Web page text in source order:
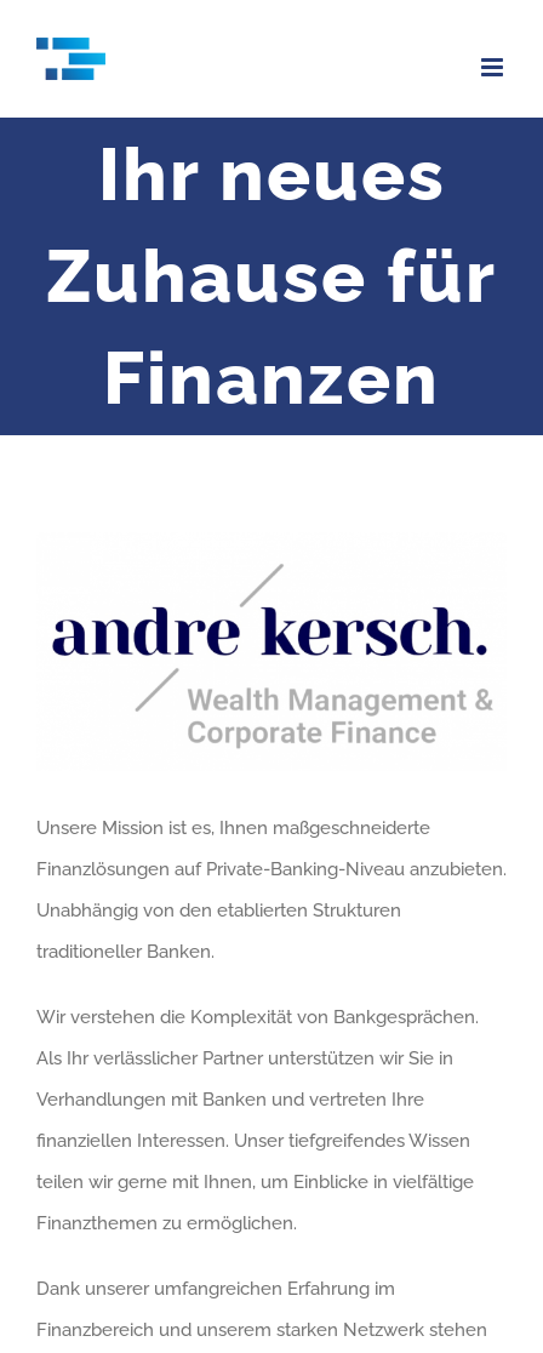
Ihr neues
Zuhause für
Finanzen
Bild
Unsere Mission ist es, Ihnen maßgeschneiderte
Finanzlösungen auf Private-Banking-Niveau anzubieten.
Unabhängig von den etablierten Strukturen
traditioneller Banken.
Wir verstehen die Komplexität von Bankgesprächen.
Als Ihr verlässlicher Partner unterstützen wir Sie in
Verhandlungen mit Banken und vertreten Ihre
finanziellen Interessen. Unser tiefgreifendes Wissen
teilen wir gerne mit Ihnen, um Einblicke in vielfältige
Finanzthemen zu ermöglichen.
Dank unserer umfangreichen Erfahrung im
Finanzbereich und unserem starken Netzwerk stehen